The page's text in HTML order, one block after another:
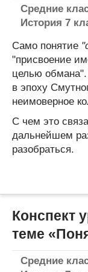
Средние
История 7
Само понятие
"присвоение
целью обмана".
в эпоху
неимоверное
С чем это
дальнейшем
разобраться.
Конспект
теме
Средние